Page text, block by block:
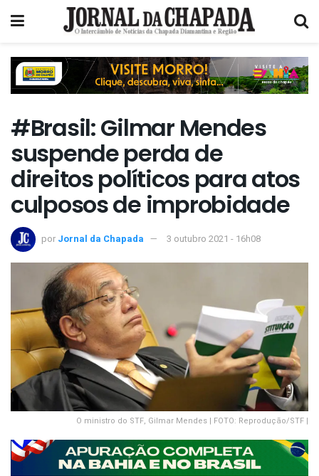
#Brasil: Gilmar Mendes
suspende perda de
direitos políticos para atos
culposos de improbidade
por Jornal da Chapada 3 outubro 2021 - 16h08
O ministro do STF, Gilmar Mendes | FOTO: Reprodução/STF |